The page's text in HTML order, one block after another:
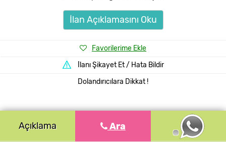
İlan Açıklamasını Oku
Favorilerime Ekle
İlanı Şikayet Et / Hata Bildir
Dolandırıcılara Dikkat !
Açıklama Ara